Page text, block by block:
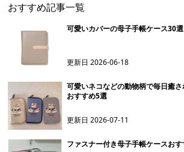
おすすめ記事一覧
可愛いカバーの母子手帳ケース30選
更新日2026-06-18
可愛いネコなどの動物柄で毎日癒
おすすめ5選
更新日2026-07-11
ファスナー付き母子手帳ケースお